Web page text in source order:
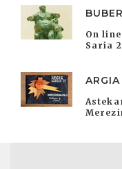
On
Saria